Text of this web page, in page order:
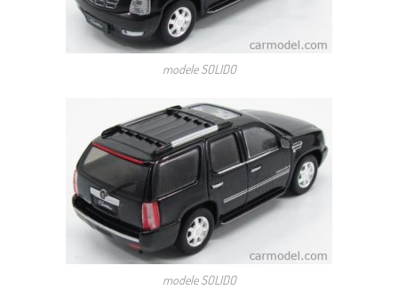
modele SOLIDO
modele SOLIDO